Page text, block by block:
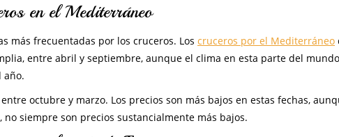
en el Mediterráneo
más frecuentadas por los cruceros. Los cruceros por el Mediterráneo
entre abril y septiembre, aunque el clima en esta parte del
año.
octubre y marzo. Los precios son más bajos en estas fechas,
no siempre son precios sustancialmente más bajos.